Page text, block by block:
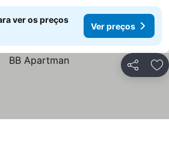
ver os preços
Ver preços
Partilhar